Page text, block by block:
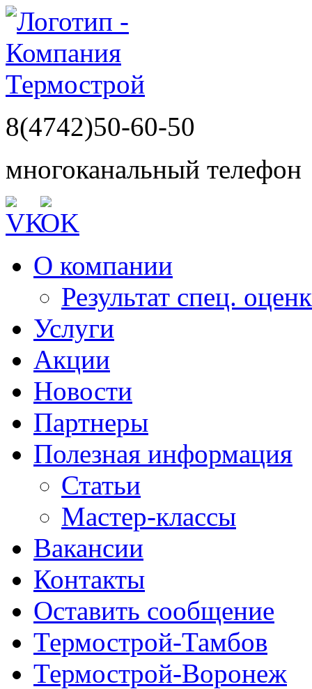
8(4742)50-60-50
многоканальный телефон
О компании
Результат спец.
Услуги
Акции
Новости
Партнеры
Полезная информация
Статьи
Мастер-классы
Вакансии
Контакты
Оставить сообщение
Термострой-Тамбов
Термострой-Воронеж